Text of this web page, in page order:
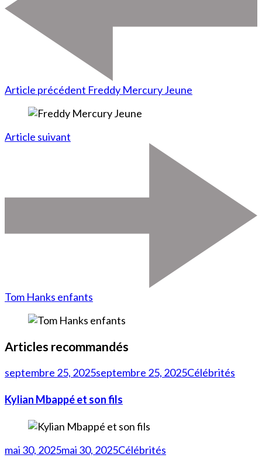
Article précédent Freddy Mercury Jeune
Article suivant
Tom Hanks enfants
Articles recommandés
septembre 25, 2025septembre 25, 2025Célébrités
Kylian Mbappé et son fils
mai 30, 2025mai 30, 2025Célébrités